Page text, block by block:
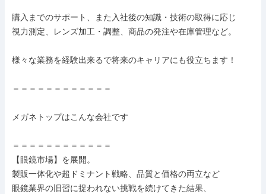
購入までのサポート、また入社後の知識・技術の取得に応じ
視力測定、レンズ加工・調整、商品の発注や在庫管理など。
様々な業務を経験出来るで将来のキャリアにも役立ちます！
＝＝＝＝＝＝＝＝＝＝＝＝
メガネトップはこんな会社です
＝＝＝＝＝＝＝＝＝＝＝＝
【眼鏡市場】を展開。
製販一体化や超ドミナント戦略、品質と価格の両立など
眼鏡業界の旧習に捉われない挑戦を続けてきた結果、